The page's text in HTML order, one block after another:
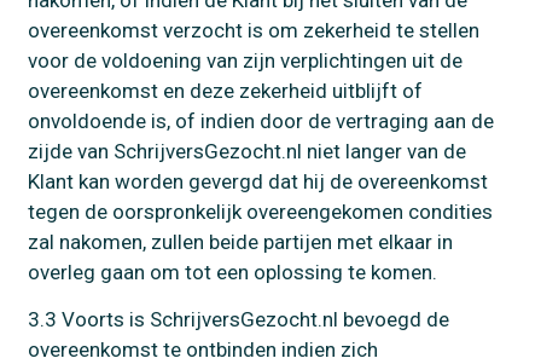
overeenkomst verzocht is om zekerheid te stellen
voor de voldoening van zijn verplichtingen uit de
overeenkomst en deze zekerheid uitblijft of
onvoldoende is, of indien door de vertraging aan de
zijde van SchrijversGezocht.nl niet langer van de
Klant kan worden gevergd dat hij de overeenkomst
tegen de oorspronkelijk overeengekomen condities
zal nakomen, zullen beide partijen met elkaar in
overleg gaan om tot een oplossing te komen.
3.3 Voorts is SchrijversGezocht.nl bevoegd de
overeenkomst te ontbinden indien zich